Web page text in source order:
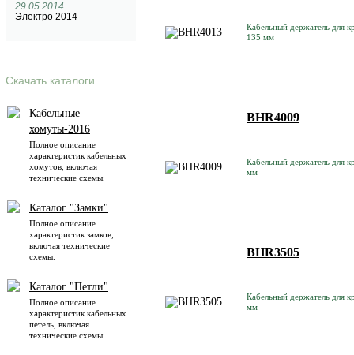
29.05.2014
Электро 2014
Скачать каталоги
Кабельные
хомуты-2016
Полное описание
характеристик кабельных
хомутов, включая
технические схемы.
Каталог "Замки"
Полное описание
характеристик замков,
включая технические
схемы.
Каталог "Петли"
Полное описание
характеристик кабельных
петель, включая
технические схемы.
Кабельный держатель для
135 мм
BHR4009
Кабельный держатель для
мм
BHR3505
Кабельный держатель для
мм